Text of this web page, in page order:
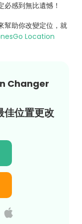
感到無比遺憾！
幫助你改變定位，就
Location
Changer
位置更改